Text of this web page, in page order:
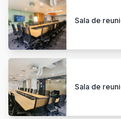
Sala de
Sala de